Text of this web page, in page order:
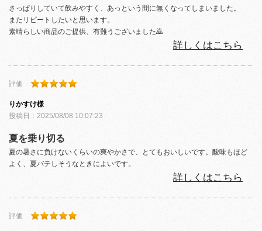
さっぱりしていて飲みやすく、あっという間に無くなってしまいました。
またリピートしたいと思います。
素晴らしい商品のご提供、有難うございました🙇
詳しくはこちら
評価
りかすけ様
投稿日： 2025/08/08 10:07:23
夏を乗り切る
夏の暑さに負けないくらいの爽やかさで、とてもおいしいです。酸味もほど
よく、夏バテしそうなときによいです。
詳しくはこちら
評価